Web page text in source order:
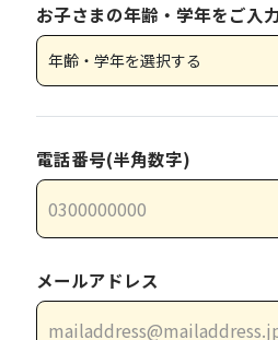
お子さまの年齢・学年をご入
電話番号(半角数字)
メールアドレス